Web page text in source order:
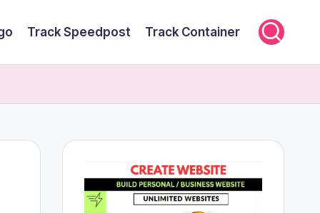
Track Speedpost Track Container